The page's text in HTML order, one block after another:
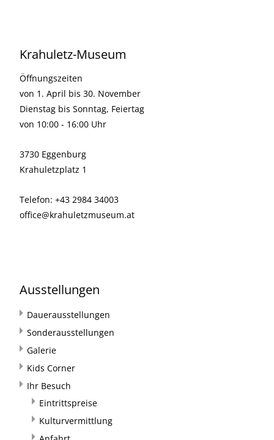
Krahuletz-Museum
Öffnungszeiten
von 1. April bis 30. November
Dienstag bis Sonntag, Feiertag
von 10:00 - 16:00 Uhr
3730 Eggenburg
Krahuletzplatz 1
Telefon: +43 2984 34003
office@krahuletzmuseum.at
Ausstellungen
Dauerausstellungen
Sonderausstellungen
Galerie
Kids Corner
Ihr Besuch
Eintrittspreise
Kulturvermittlung